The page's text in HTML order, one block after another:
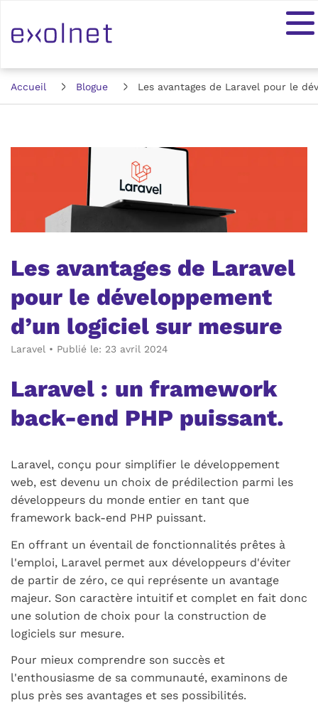
Accueil Blogue Les avantages de Laravel pour le
Les avantages de Laravel
pour le développement
d’un logiciel sur mesure
Laravel • Publié le: 23 avril 2024
Laravel : un framework
back-end PHP puissant.
Laravel, conçu pour simplifier le développement
web, est devenu un choix de prédilection parmi les
développeurs du monde entier en tant que
framework back-end PHP puissant.
En offrant un éventail de fonctionnalités prêtes à
l'emploi, Laravel permet aux développeurs d'éviter
de partir de zéro, ce qui représente un avantage
majeur. Son caractère intuitif et complet en fait donc
une solution de choix pour la construction de
logiciels sur mesure.
Pour mieux comprendre son succès et
l'enthousiasme de sa communauté, examinons de
plus près ses avantages et ses possibilités.